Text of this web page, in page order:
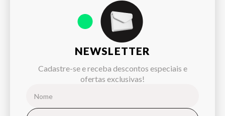
NEWSLETTER
Cadastre-se e receba descontos especiais e
ofertas exclusivas!